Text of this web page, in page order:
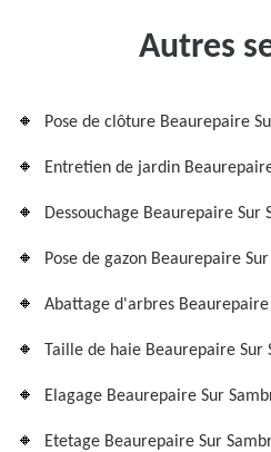
Autres
Pose de clôture Beaurepaire
Entretien de jardin
Dessouchage Beaurepaire Sur
Pose de gazon Beaurepaire
Abattage d'arbres Beaurepaire
Taille de haie Beaurepaire Sur
Elagage Beaurepaire Sur
Etetage Beaurepaire Sur